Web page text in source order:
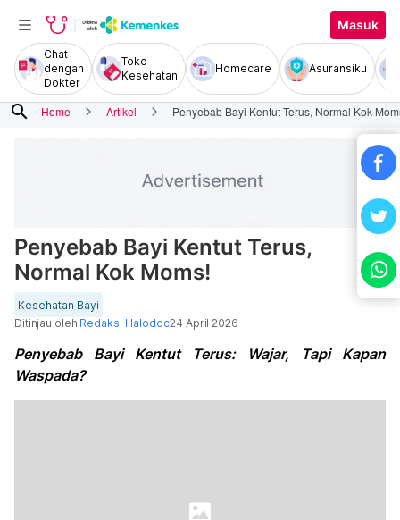
Masuk
Chat
dengan
Dokter
Toko
Kesehatan
Homecare Asuransiku
search Home Artikel Penyebab Bayi Kentut Terus, Normal Kok
Penyebab Bayi Kentut Terus,
Normal Kok Moms!
Kesehatan Bayi
Ditinjau oleh Redaksi Halodoc24 April 2026
Penyebab Bayi Kentut Terus: Wajar, Tapi Kapan
Waspada?